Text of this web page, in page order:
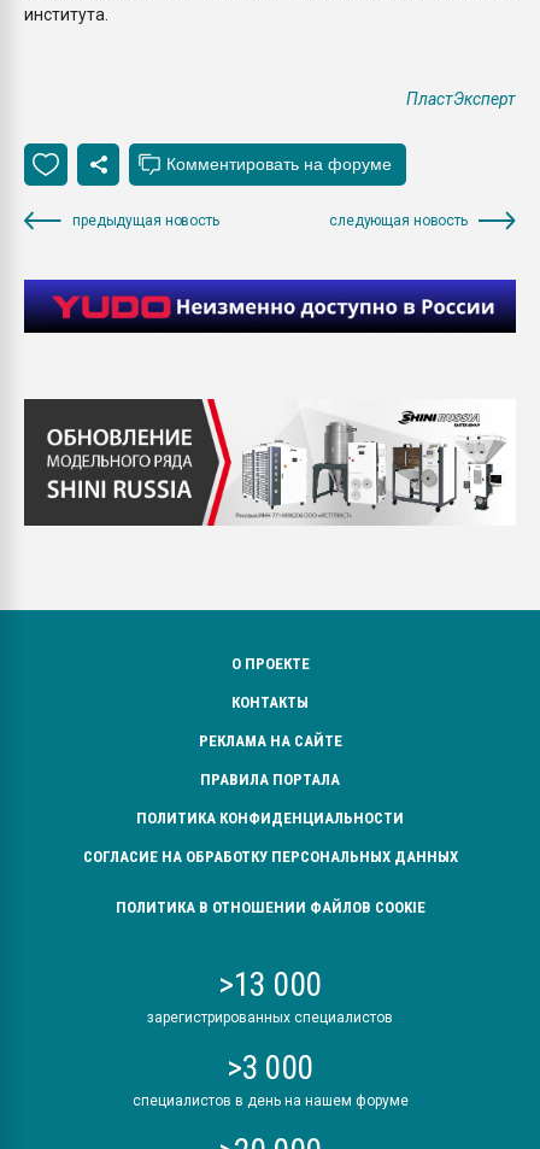
института.
ПластЭксперт
предыдущая новость следующая новость
О ПРОЕКТЕ
КОНТАКТЫ
РЕКЛАМА НА САЙТЕ
ПРАВИЛА ПОРТАЛА
ПОЛИТИКА КОНФИДЕНЦИАЛЬНОСТИ
СОГЛАСИЕ НА ОБРАБОТКУ ПЕРСОНАЛЬНЫХ ДАННЫХ
ПОЛИТИКА В ОТНОШЕНИИ ФАЙЛОВ COOKIE
>13 000
зарегистрированных специалистов
>3 000
специалистов в день на нашем форуме